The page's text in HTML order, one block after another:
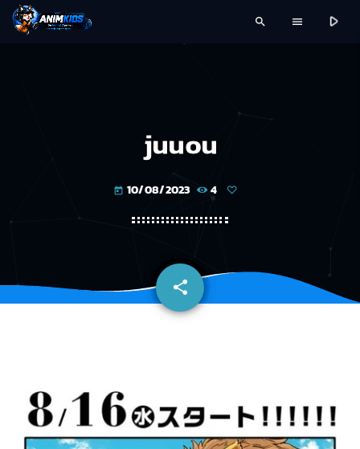
search menu play_arrow
juuou
today 10/08/2023 4
share
email